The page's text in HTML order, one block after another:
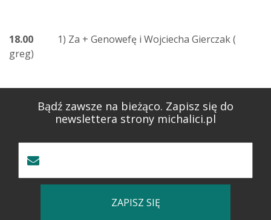
18.00 1) Za + Genowefę i Wojciecha Gierczak (
greg)
Bądź zawsze na bieżąco. Zapisz się do
newslettera strony michalici.pl
ZAPISZ SIĘ